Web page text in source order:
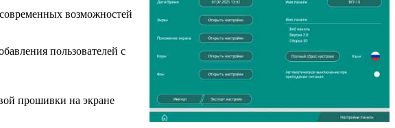
возможностей
пользователей с
прошивки на экране